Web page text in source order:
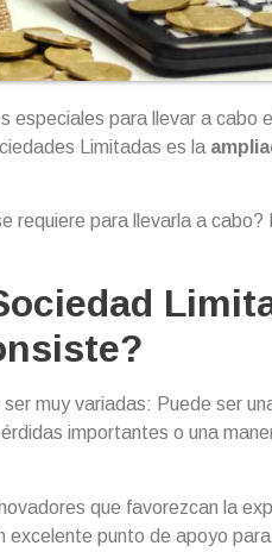
especiales para llevar a cabo
Limitadas es la
requiere para llevarla a cabo?
muy variadas: Puede ser
importantes o una
que favorezcan la
excelente punto de apoyo